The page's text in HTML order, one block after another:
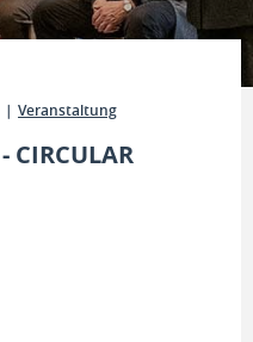
Veranstaltung
CIRCULAR